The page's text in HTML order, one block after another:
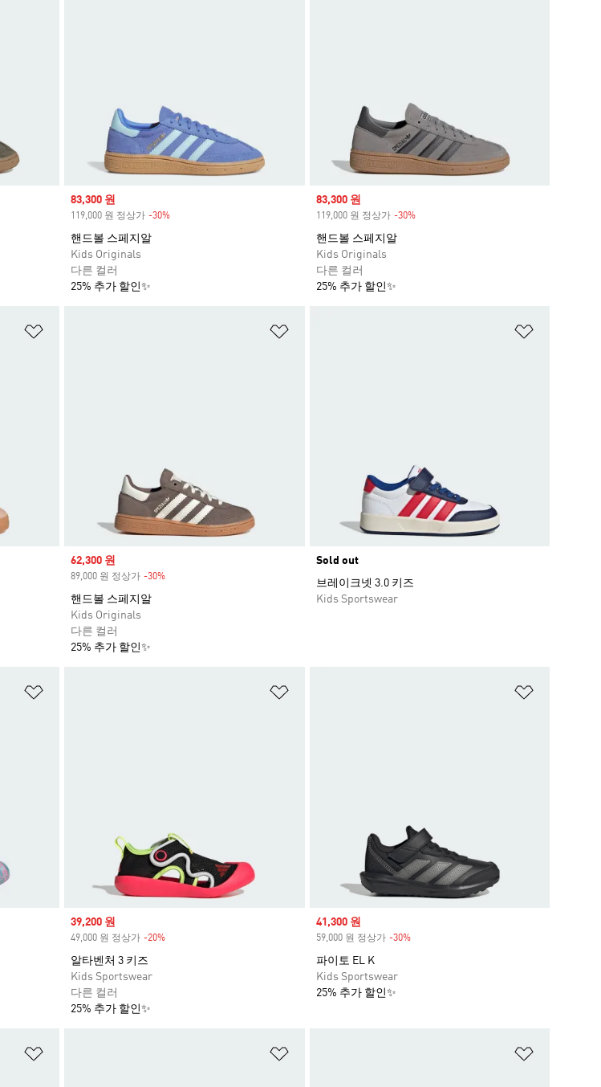
Sale price
83,300 원
119,000 원 정상가 -30%
핸드볼 스페지알
Kids Originals
다른 컬러
25% 추가 할인✨
Sale price
83,300 원
119,000 원 정상가 -30%Discount
핸드볼 스페지알
Kids Originals
다른 컬러
25% 추가 할인✨
Sale price
62,300 원
89,000 원 정상가 -30%
핸드볼 스페지알
Kids Originals
다른 컬러
25% 추가 할인✨
Sold out
브레이크넷 3.0 키즈
Kids Sportswear
Sale price
39,200 원
49,000 원 정상가 -20%
알타벤처 3 키즈
Kids Sportswear
다른 컬러
25% 추가 할인✨
Sale price
41,300 원
59,000 원 정상가 -30%Discount
파이토 EL K
Kids Sportswear
25% 추가 할인✨